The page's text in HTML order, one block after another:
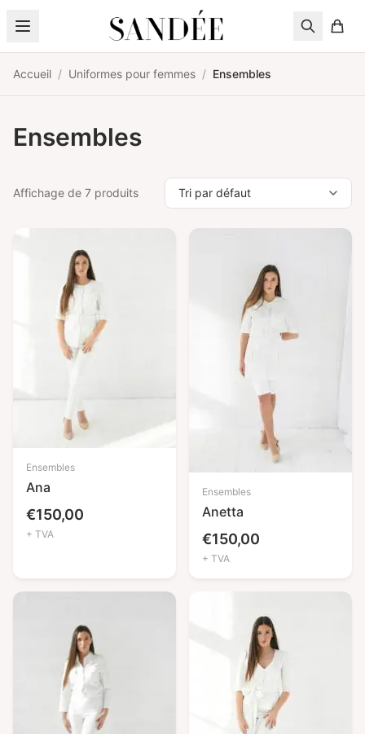
Aller au contenu
Accueil / Uniformes pour femmes / Ensembles
Ensembles
Affichage de 7 produits
Ensembles
Ana
€150,00
+ TVA
Ensembles
Anetta
€150,00
+ TVA